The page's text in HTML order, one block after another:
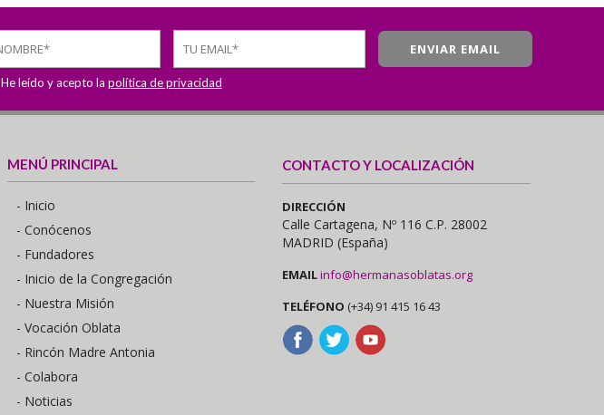
He leído y acepto la política de privacidad
MENÚ PRINCIPAL
- Inicio
- Conócenos
- Fundadores
- Inicio de la Congregación
- Nuestra Misión
- Vocación Oblata
- Rincón Madre Antonia
- Colabora
- Noticias
CONTACTO Y LOCALIZACIÓN
DIRECCIÓN
Calle Cartagena, Nº 116 C.P. 28002
MADRID (España)
EMAILinfo@hermanasoblatas.org
TELÉFONO (+34) 91 415 16 43